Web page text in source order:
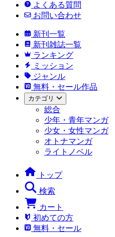
よくある質問
お問い合わせ
新刊一覧
新刊雑誌一覧
ランキング
ミッション
ジャンル
無料・セール作品
カテゴリ
総合
少年・青年マンガ
少女・女性マンガ
オトナマンガ
ライトノベル
トップ
検索
カート
初めての方
無料・セール